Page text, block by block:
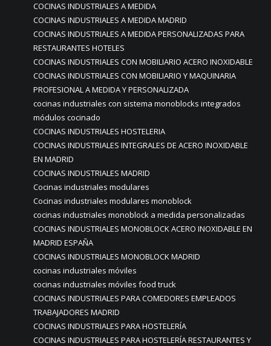
COCINAS INDUSTRIALES A MEDIDA
COCINAS INDUSTRIALES A MEDIDA MADRID
COCINAS INDUSTRIALES A MEDIDA PERSONALIZADAS PARA
RESTAURANTES HOTELES
COCINAS INDUSTRIALES CON MOBILIARIO ACERO INOXIDABLE
COCINAS INDUSTRIALES CON MOBILIARIO Y MAQUINARIA
PROFESIONAL A MEDIDA Y PERSONALIZADA
cocinas industriales con sistema monoblocks integrados
módulos cocinado
COCINAS INDUSTRIALES HOSTELERIA
COCINAS INDUSTRIALES INTEGRALES DE ACERO INOXIDABLE
EN MADRID
COCINAS INDUSTRIALES MADRID
Cocinas industriales modulares
Cocinas industriales modulares monoblock
cocinas industriales monoblock a medida personalizadas
COCINAS INDUSTRIALES MONOBLOCK ACERO INOXIDABLE EN
MADRID ESPAÑA
COCINAS INDUSTRIALES MONOBLOCK MADRID
cocinas industriales móviles
cocinas industriales móviles food truck
COCINAS INDUSTRIALES PARA COMEDORES EMPLEADOS
TRABAJADORES MADRID
COCINAS INDUSTRIALES PARA HOSTELERÍA
COCINAS INDUSTRIALES PARA HOSTELERÍA RESTAURANTES Y